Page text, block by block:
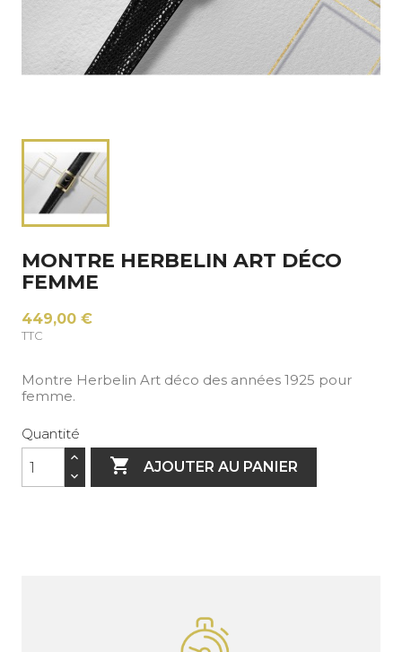
MONTRE HERBELIN ART DÉCO
FEMME
449,00 €
TTC
Montre Herbelin Art déco des années 1925 pour
femme.
Quantité
 AJOUTER AU PANIER